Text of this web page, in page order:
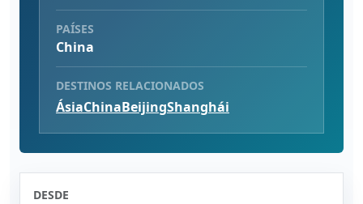
PAÍSES
China
DESTINOS RELACIONADOS
ÁsiaChinaBeijingShanghái
DESDE